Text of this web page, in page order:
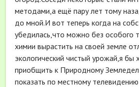
методами,а ещё пару лет тому
до мной.И вот теперь когда на
убедилась,что можно без особого
химии вырастить на своей земле
экологический чистый урожай,я бы
приобщить к Природному
показать по местному